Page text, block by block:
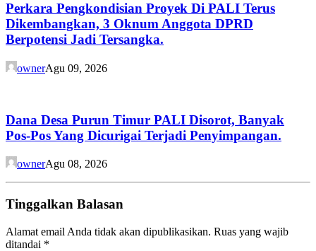
Perkara Pengkondisian Proyek Di PALI Terus
Dikembangkan, 3 Oknum Anggota DPRD
Berpotensi Jadi Tersangka.
ownerAgu 09, 2026
Dana Desa Purun Timur PALI Disorot, Banyak
Pos-Pos Yang Dicurigai Terjadi Penyimpangan.
ownerAgu 08, 2026
Tinggalkan Balasan
Alamat email Anda tidak akan dipublikasikan. Ruas yang wajib
ditandai *